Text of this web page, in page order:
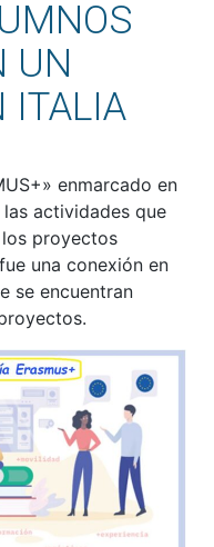
UN
ITALIA
enmarcado en
actividades que
proyectos
una conexión en
se encuentran